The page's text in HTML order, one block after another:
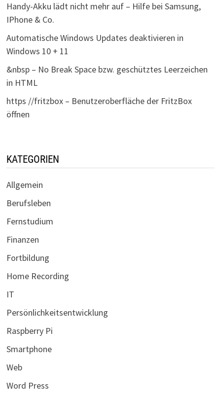
Handy-Akku lädt nicht mehr auf – Hilfe bei Samsung,
IPhone & Co.
Automatische Windows Updates deaktivieren in
Windows 10 + 11
&nbsp – No Break Space bzw. geschütztes Leerzeichen
in HTML
https //fritzbox – Benutzeroberfläche der FritzBox
öffnen
KATEGORIEN
Allgemein
Berufsleben
Fernstudium
Finanzen
Fortbildung
Home Recording
IT
Persönlichkeitsentwicklung
Raspberry Pi
Smartphone
Web
Word Press